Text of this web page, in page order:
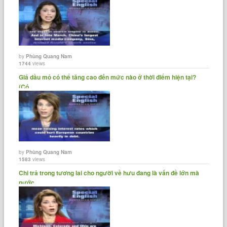
byPhùng Quang Nam
1744 views
Giá dầu mỏ có thể tăng cao đến mức nào ở thời điểm hiện tại?
(Có......
byPhùng Quang Nam
1583 views
Chi trả trong tương lai cho người về hưu đang là vấn đề lớn mà
nước......